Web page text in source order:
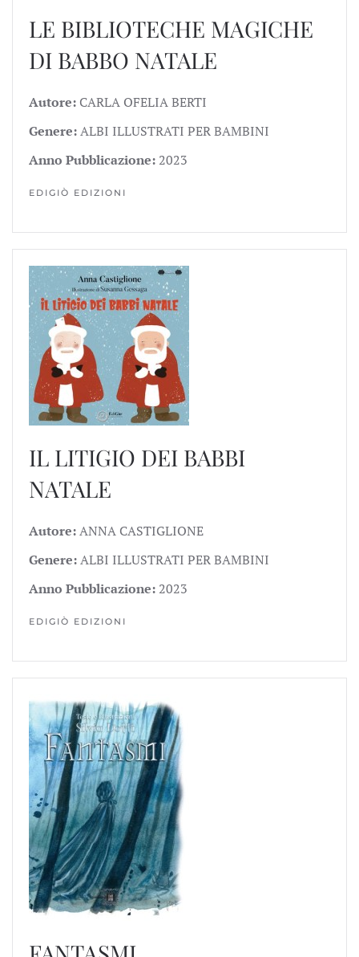
LE BIBLIOTECHE MAGICHE
DI BABBO NATALE
Autore: CARLA OFELIA BERTI
Genere:ALBI ILLUSTRATI PER BAMBINI
Anno Pubblicazione: 2023
EDIGIÒ EDIZIONI
IL LITIGIO DEI BABBI
NATALE
Autore:ANNA CASTIGLIONE
Genere:ALBI ILLUSTRATI PER BAMBINI
Anno Pubblicazione: 2023
EDIGIÒ EDIZIONI